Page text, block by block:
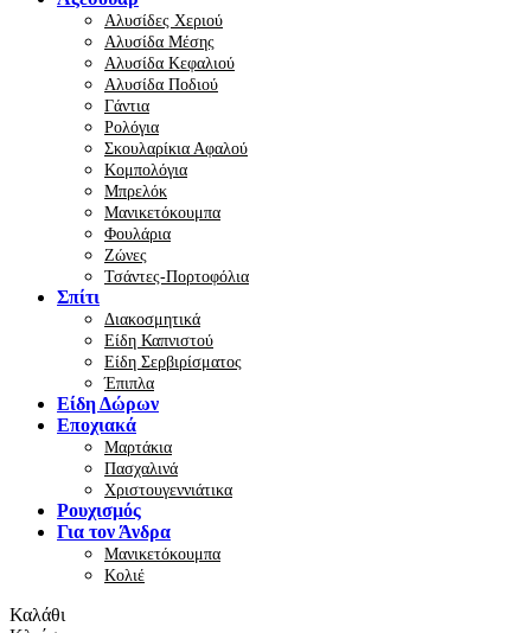
Αλυσίδες Χεριού
Αλυσίδα Μέσης
Αλυσίδα Κεφαλιού
Αλυσίδα Ποδιού
Γάντια
Ρολόγια
Σκουλαρίκια Αφαλού
Κομπολόγια
Μπρελόκ
Μανικετόκουμπα
Φουλάρια
Ζώνες
Τσάντες-Πορτοφόλια
Σπίτι
Διακοσμητικά
Είδη Καπνιστού
Είδη Σερβιρίσματος
Έπιπλα
Είδη Δώρων
Εποχιακά
Μαρτάκια
Πασχαλινά
Χριστουγεννιάτικα
Ρουχισμός
Για τον Άνδρα
Μανικετόκουμπα
Κολιέ
Καλάθι